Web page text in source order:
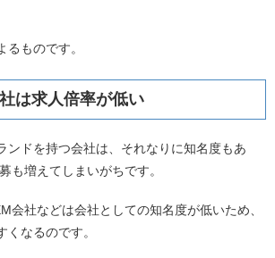
るものです。
は求人倍率が低い
ンドを持つ会社は、それなりに知名度もあ
も増えてしまいがちです。
会社などは会社としての知名度が低いため、
なるのです。